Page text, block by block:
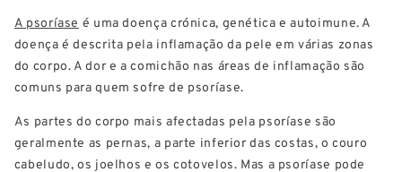
A psoríase é uma doença crónica, genética e autoimune. A
doença é descrita pela inflamação da pele em várias zonas
do corpo. A dor e a comichão nas áreas de inflamação são
comuns para quem sofre de psoríase.
As partes do corpo mais afectadas pela psoríase são
geralmente as pernas, a parte inferior das costas, o couro
cabeludo, os joelhos e os cotovelos. Mas a psoríase pode